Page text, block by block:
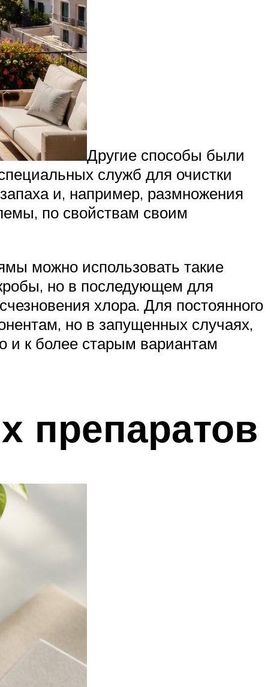
Другие способы были
служб для очистки
и, например, размножения
по свойствам своим
можно использовать такие
но в последующем для
хлора. Для постоянного
но в запущенных случаях,
и к более старым вариантам
препаратов